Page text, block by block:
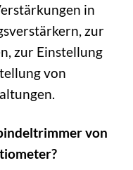
in
zur
zur Einstellung
von
von